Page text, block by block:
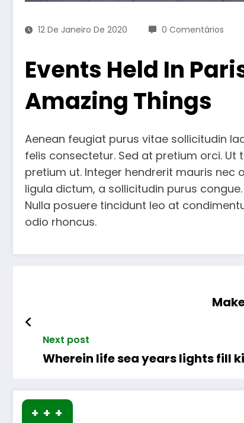
12 De Janeiro De 2020 0 Comentários
Events Held In
Amazing Things
Aenean feugiat purus vitae sollicitudin
felis consectetur. Sed at pretium orci.
pretium ut. Integer hendrerit mauris
ligula dictum, a sollicitudin purus
Nulla posuere tincidunt leo at
odio rhoncus.
Next post
Wherein life sea years lights fill
+ + +